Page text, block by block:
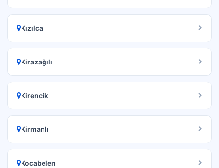
Kızılca
Kirazağılı
Kirencik
Kirmanlı
Kocabelen